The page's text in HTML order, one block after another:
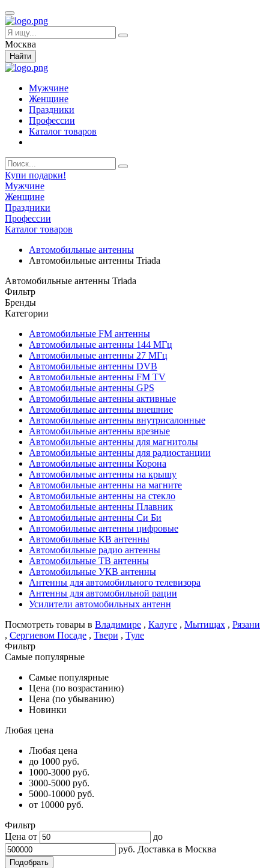
Москва
Найти
Мужчине
Женщине
Праздники
Профессии
Каталог товаров
Купи подарки!
Мужчине
Женщине
Праздники
Профессии
Каталог товаров
Автомобильные антенны
Автомобильные антенны Triada
Автомобильные антенны Triada
Фильтр
Бренды
Категории
Автомобильные FM антенны
Автомобильные антенны 144 МГц
Автомобильные антенны 27 МГц
Автомобильные антенны DVB
Автомобильные антенны FM TV
Автомобильные антенны GPS
Автомобильные антенны активные
Автомобильные антенны внешние
Автомобильные антенны внутрисалонные
Автомобильные антенны врезные
Автомобильные антенны для магнитолы
Автомобильные антенны для радиостанции
Автомобильные антенны Корона
Автомобильные антенны на крышу
Автомобильные антенны на магните
Автомобильные антенны на стекло
Автомобильные антенны Плавник
Автомобильные антенны Си Би
Автомобильные антенны цифровые
Автомобильные КВ антенны
Автомобильные радио антенны
Автомобильные ТВ антенны
Автомобильные УКВ антенны
Антенны для автомобильного телевизора
Антенны для автомобильной рации
Усилители автомобильных антенн
Посмотреть товары в Владимире , Калуге , Мытищах , Рязани
, Сергиевом Посаде , Твери , Туле
Фильтр
Самые популярные
Самые популярные
Цена (по возрастанию)
Цена (по убыванию)
Новинки
Любая цена
Любая цена
до 1000 руб.
1000-3000 руб.
3000-5000 руб.
5000-10000 руб.
от 10000 руб.
Фильтр
Цена от
до
руб. Доставка в Москва